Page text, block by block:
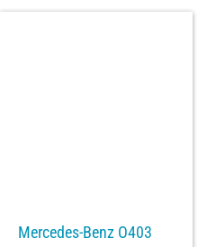
Mercedes-Benz О403